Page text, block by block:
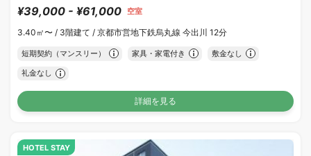
¥39,000 - ¥61,000 空室
3.40㎡〜 / 3階建て / 京都市営地下鉄烏丸線 今出川 12分
短期契約（マンスリー） 家具・家電付き 敷金なし
礼金なし
詳細を見る
HOTEL STAY